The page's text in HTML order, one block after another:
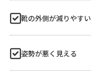
靴の外側が減りやすい
姿勢が悪く見える